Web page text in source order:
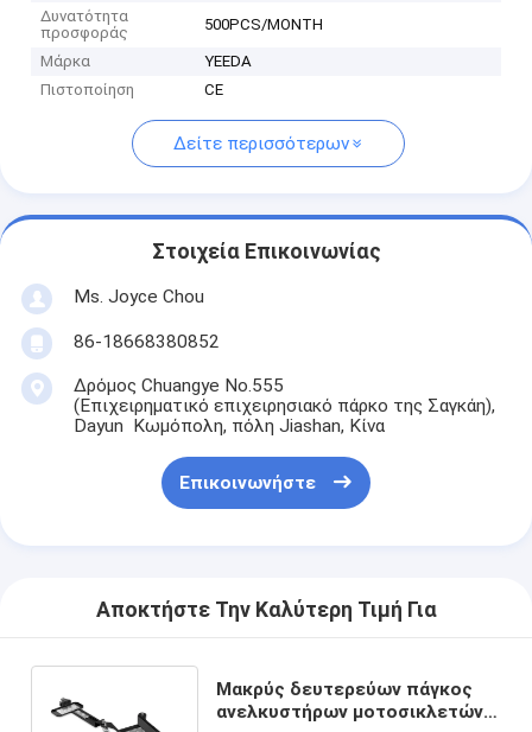
Δυνατότητα
προσφοράς
500PCS/MONTH
Μάρκα
YEEDA
Πιστοποίηση
CE
Δείτε περισσότερων
Στοιχεία Επικοινωνίας
Ms. Joyce Chou
86-18668380852
Δρόμος Chuangye No.555
(Επιχειρηματικό επιχειρησιακό πάρκο της Σαγκάη),
Dayun Κωμόπολη, πόλη Jiashan, Κίνα
Επικοινωνήστε
Αποκτήστε Την Καλύτερη Τιμή Για
Μακρύς δευτερεύων πάγκος
ανελκυστήρων μοτοσικλετών